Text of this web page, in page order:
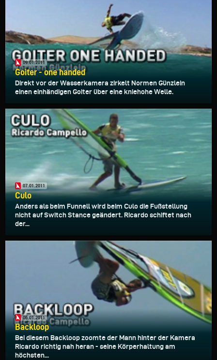
09.01.2011
Goiter - one handed
Direkt vor der Wasserkamera zirkelt Normen Günzlein
einen einhändigen Goiter über eine kniehohe Welle.
07.01.2011
Culo
Anders als beim Funnell wird beim Culo die Fußstellung
nicht auf Switch Stance geändert. Ricardo schiftet nach
der...
06.01.2011
Backloop
Bei diesem Backloop zoomte der Mann hinter der Kamera
Ricardo richtig nah heran - seine Körperhaltung am
höchsten...